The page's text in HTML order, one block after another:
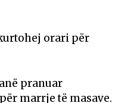
orari për
pranuar
marrje të masave.